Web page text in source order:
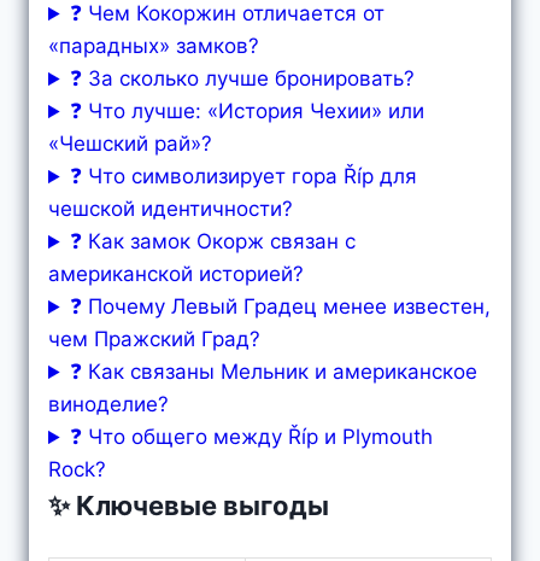
❓ Чем Кокоржин отличается от
«парадных» замков?
❓ За сколько лучше бронировать?
❓ Что лучше: «История Чехии» или
«Чешский рай»?
❓ Что символизирует гора Říp для
чешской идентичности?
❓ Как замок Окорж связан с
американской историей?
❓ Почему Левый Градец менее известен,
чем Пражский Град?
❓ Как связаны Мельник и американское
виноделие?
❓ Что общего между Říp и Plymouth
Rock?
✨ Ключевые выгоды